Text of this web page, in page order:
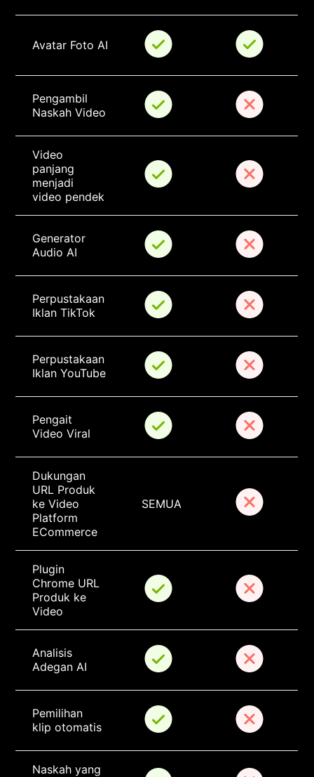
Avatar Foto AI
Pengambil
Naskah Video
Video
panjang
menjadi
video pendek
Generator
Audio AI
Perpustakaan
Iklan TikTok
Perpustakaan
Iklan YouTube
Pengait
Video Viral
Dukungan
URL Produk
ke Video
Platform
ECommerce
SEMUA
Plugin
Chrome URL
Produk ke
Video
Analisis
Adegan AI
Pemilihan
klip otomatis
Naskah yang